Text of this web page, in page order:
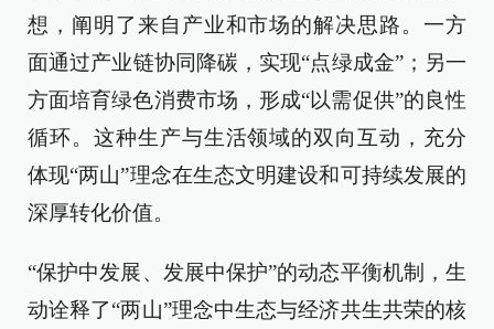
想，阐明了来自产业和市场的解决思路。一方
面通过产业链协同降碳，实现“点绿成金”；另一
方面培育绿色消费市场，形成“以需促供”的良性
循环。这种生产与生活领域的双向互动，充分
体现“两山”理念在生态文明建设和可持续发展的
深厚转化价值。
“保护中发展、发展中保护”的动态平衡机制，生
动诠释了“两山”理念中生态与经济共生共荣的核